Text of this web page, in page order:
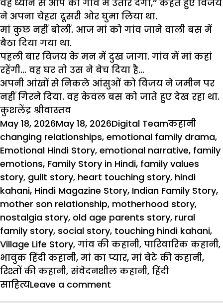
वह ध्यान से आप को गांव में उतार देगा,’’ कहते हुए विजय
ने अपना चेहरा दूसरी ओर घुमा लिया था.
मां कुछ नहीं बोलीं. आज मां को गांव जाने वाली बस में
बैठा दिया गया था.
पहली बार विजय के मन में दुख जागा. गांव में मां कहां
रहेंगी… वह घर तो उस ने बेच दिया है…
अपनी आंखों से निकले आंसुओं को विजय ने जमीन पर
नहीं गिरने दिया. वह केवल बस को जाते हुए देख रहा था.
कुशलेंद्र श्रीवास्तव
Posted
on
May 18, 2026May 18, 2026Author
Digital TeamCategories
कहानीTags
changing relationships, emotional family drama,
Emotional Hindi Story, emotional narrative, family
emotions, Family Story in Hindi, family values
story, guilt story, heart touching story, hindi
kahani, Hindi Magazine Story, Indian Family Story,
mother son relationship, motherhood story,
nostalgia story, old age parents story, rural
family story, social story, touching hindi kahani,
Village Life Story, गांव की कहानी, पारिवारिक कहानी,
भावुक हिंदी कहानी, मां का प्यार, मां बेटे की कहानी,
रिश्तों की कहानी, संवेदनशील कहानी, हिंदी
साहित्यLeave a comment